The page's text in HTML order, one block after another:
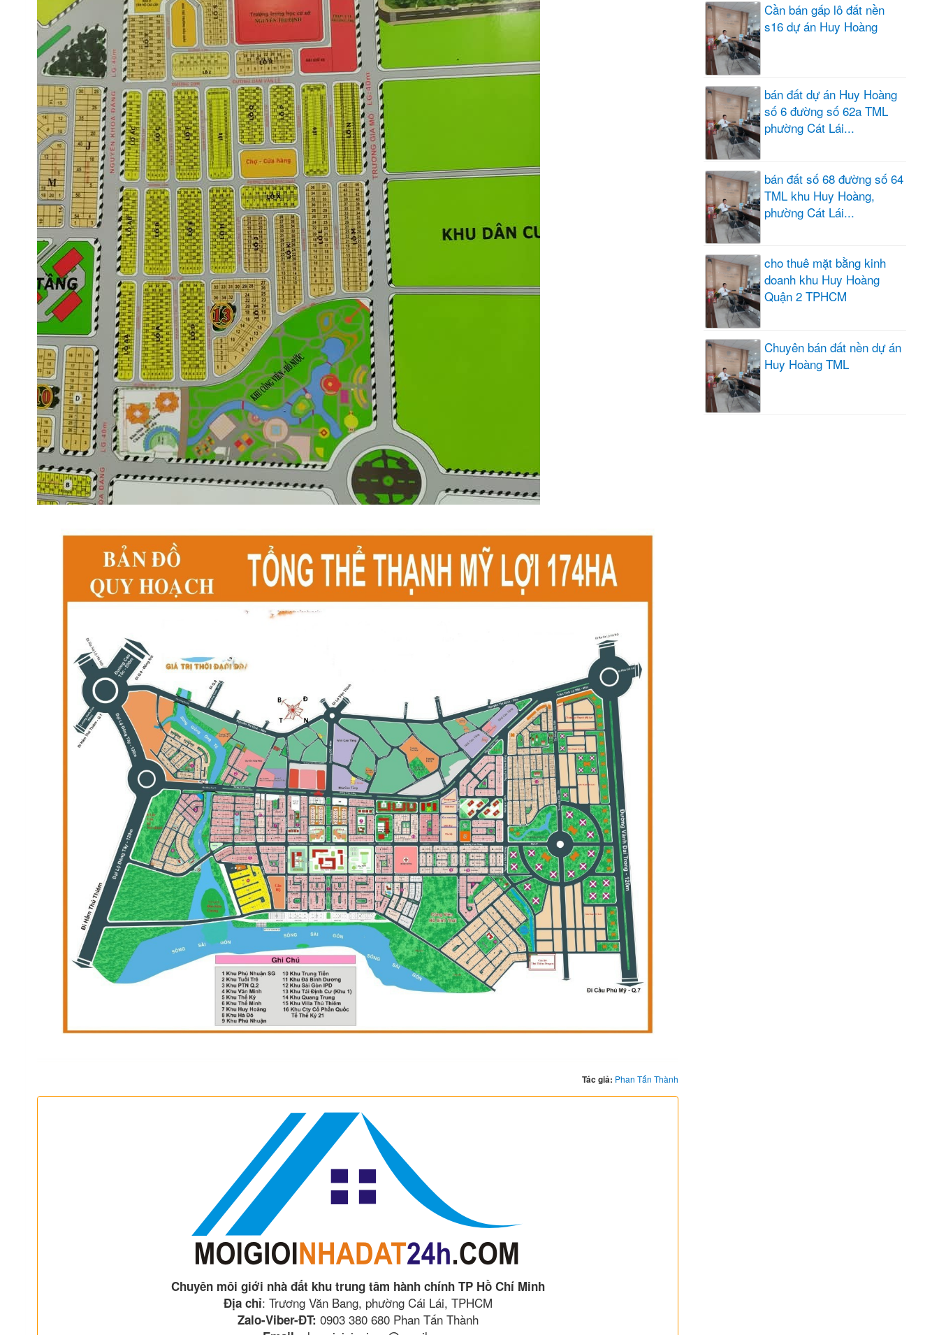
Tác giả: Phan Tấn Thành
Chuyên môi giới nhà đất khu trung tâm hành chính TP Hồ Chí Minh
Địa chỉ: Trương Văn Bang, phường Cái Lái, TPHCM
Zalo-Viber-ĐT: 0903 380 680 Phan Tấn Thành
Cần bán gấp lô đất nền
s16 dự án Huy Hoàng
bán đất dự án Huy Hoàng
số 6 đường số 62a TML
phường Cát Lái...
bán đất số 68 đường số 64
TML khu Huy Hoàng,
phường Cát Lái...
cho thuê mặt bằng kinh
doanh khu Huy Hoàng
Quận 2 TPHCM
Chuyên bán đất nền dự án
Huy Hoàng TML